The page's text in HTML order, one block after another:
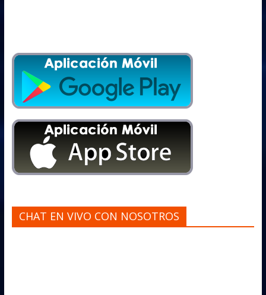
CHAT EN VIVO CON NOSOTROS